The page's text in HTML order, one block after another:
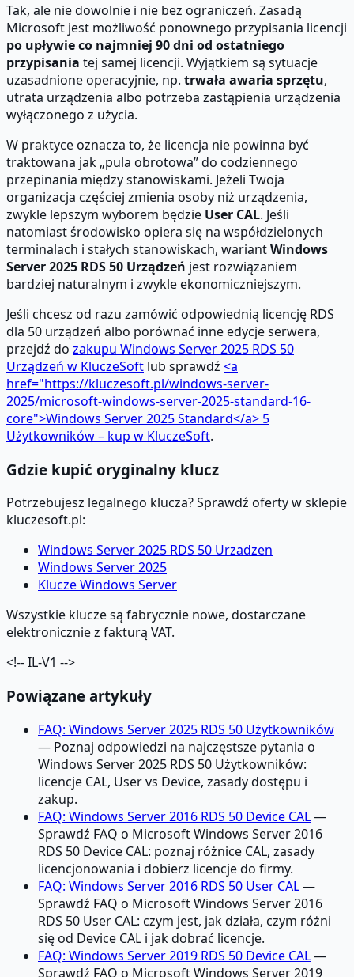
Tak, ale nie dowolnie i nie bez ograniczeń. Zasadą
Microsoft jest możliwość ponownego przypisania licencji
po upływie co najmniej 90 dni od ostatniego
przypisania tej samej licencji. Wyjątkiem są sytuacje
uzasadnione operacyjnie, np. trwała awaria sprzętu,
utrata urządzenia albo potrzeba zastąpienia urządzenia
wyłączonego z użycia.
W praktyce oznacza to, że licencja nie powinna być
traktowana jak „pula obrotowa” do codziennego
przepinania między stanowiskami. Jeżeli Twoja
organizacja częściej zmienia osoby niż urządzenia,
zwykle lepszym wyborem będzie User CAL. Jeśli
natomiast środowisko opiera się na współdzielonych
terminalach i stałych stanowiskach, wariantWindows
Server 2025 RDS 50 Urządzeń jest rozwiązaniem
bardziej naturalnym i zwykle ekonomiczniejszym.
Jeśli chcesz od razu zamówić odpowiednią licencję RDS
dla 50 urządzeń albo porównać inne edycje serwera,
przejdź do zakupu Windows Server 2025 RDS 50
Urządzeń w KluczeSoft lub sprawdź <a
href="https://kluczesoft.pl/windows-server-
2025/microsoft-windows-server-2025-standard-16-
core">Windows Server 2025 Standard</a> 5
Użytkowników – kup w KluczeSoft.
Gdzie kupić oryginalny klucz
Potrzebujesz legalnego klucza? Sprawdź oferty w sklepie
kluczesoft.pl:
Windows Server 2025 RDS 50 Urzadzen
Windows Server 2025
Klucze Windows Server
Wszystkie klucze są fabrycznie nowe, dostarczane
elektronicznie z fakturą VAT.
<!-- IL-V1 -->
Powiązane artykuły
FAQ: Windows Server 2025 RDS 50 Użytkowników
— Poznaj odpowiedzi na najczęstsze pytania o
Windows Server 2025 RDS 50 Użytkowników:
licencje CAL, User vs Device, zasady dostępu i
zakup.
FAQ: Windows Server 2016 RDS 50 Device CAL—
Sprawdź FAQ o Microsoft Windows Server 2016
RDS 50 Device CAL: poznaj różnice CAL, zasady
licencjonowania i dobierz licencje do firmy.
FAQ: Windows Server 2016 RDS 50 User CAL—
Sprawdź FAQ o Microsoft Windows Server 2016
RDS 50 User CAL: czym jest, jak działa, czym różni
się od Device CAL i jak dobrać licencje.
FAQ: Windows Server 2019 RDS 50 Device CAL—
Sprawdź FAQ o Microsoft Windows Server 2019